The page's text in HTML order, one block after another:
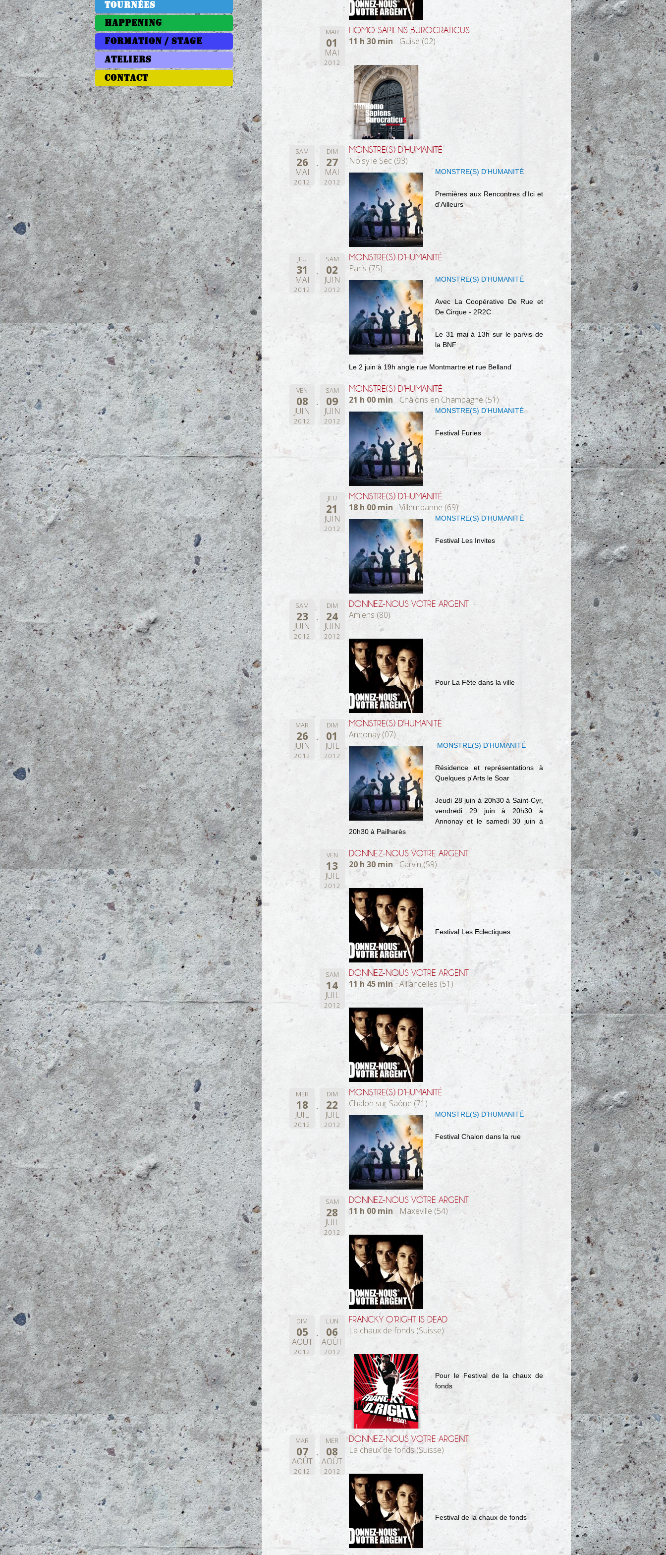
TOURNÉES
HAPPENING
FORMATION / STAGE
ATELIERS
CONTACT
MAR
01
MAI
2012
HOMO SAPIENS BUROCRATICUS
11 h 30 min Guise (02)
SAM
26
MAI
2012
DIM
27
MAI
2012
MONSTRE(S) D’HUMANITÉ
Noisy le Sec (93)
MONSTRE(S) D’HUMANITÉ
Premières aux Rencontres d'Ici et
d'Ailleurs
JEU
31
MAI
2012
SAM
02
JUIN
2012
MONSTRE(S) D’HUMANITÉ
Paris (75)
MONSTRE(S) D’HUMANITÉ
Avec La Coopérative De Rue et
De Cirque - 2R2C
Le 31 mai à 13h sur le parvis de
la BNF
Le 2 juin à 19h angle rue Montmartre et rue Belland
VEN
08
JUIN
2012
SAM
09
JUIN
2012
MONSTRE(S) D’HUMANITÉ
21 h 00 min Châlons en Champagne (51)
MONSTRE(S) D’HUMANITÉ
Festival Furies
JEU
21
JUIN
2012
MONSTRE(S) D’HUMANITÉ
18 h 00 min Villeurbanne (69)
MONSTRE(S) D’HUMANITÉ
Festival Les Invites
SAM
23
JUIN
2012
DIM
24
JUIN
2012
DONNEZ-NOUS VOTRE ARGENT
Amiens (80)
Pour La Fête dans la ville
MAR
26
JUIN
2012
DIM
01
JUIL
2012
MONSTRE(S) D'HUMANITÉ
Annonay (07)
MONSTRE(S) D'HUMANITÉ
Résidence et représentations à
Quelques p'Arts le Soar
Jeudi 28 juin à 20h30 à Saint-Cyr,
vendredi 29 juin à 20h30 à
Annonay et le samedi 30 juin à
20h30 à Pailharès
VEN
13
JUIL
2012
DONNEZ-NOUS VOTRE ARGENT
20 h 30 min Carvin (59)
Festival Les Eclectiques
SAM
14
JUIL
2012
DONNEZ-NOUS VOTRE ARGENT
11 h 45 min Alliancelles (51)
MER
18
JUIL
2012
DIM
22
JUIL
2012
MONSTRE(S) D’HUMANITÉ
Chalon sur Saône (71)
MONSTRE(S) D’HUMANITÉ
Festival Chalon dans la rue
SAM
28
JUIL
2012
DONNEZ-NOUS VOTRE ARGENT
11 h 00 min Maxeville (54)
DIM
05
AOÛT
2012
LUN
06
AOÛT
2012
FRANCKY O’RIGHT IS DEAD
La chaux de fonds (Suisse)
Pour le Festival de la chaux de
fonds
MAR
07
AOÛT
2012
MER
08
AOÛT
2012
DONNEZ-NOUS VOTRE ARGENT
La chaux de fonds (Suisse)
Festival de la chaux de fonds